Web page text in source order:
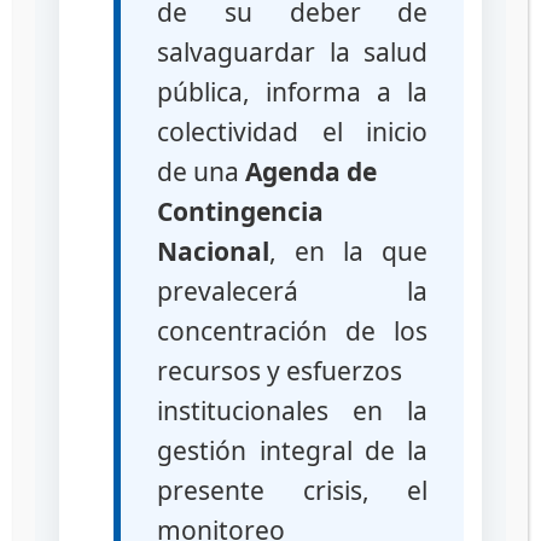
OPS ,Venezuela
Deja un comentario
Autoridades del
INHRR comparten
experiencias con
Delegados Iraníes
poradministrador
de su deber de
salvaguardar la salud
pública, informa a la
colectividad el inicio
de unaAgenda de
Contingencia
Nacional, en la que
prevalecerá la
concentración de los
recursos y esfuerzos
institucionales en la
gestión integral de la
presente crisis, el
monitoreo